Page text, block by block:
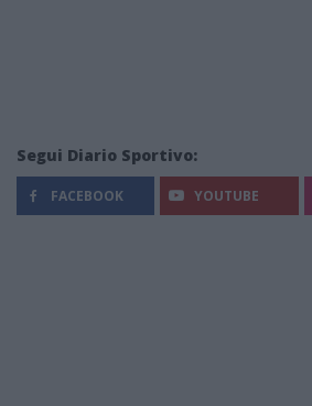
Segui Diario Sportivo:
FACEBOOK YOUTUBE